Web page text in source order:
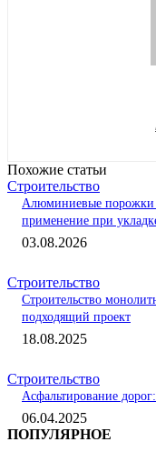
Похожие статьи
Строительство
Алюминиевые порожки
применение при
03.08.2026
Строительство
Строительство
подходящий проект
18.08.2025
Строительство
Асфальтирование
06.04.2025
ПОПУЛЯРНОЕ